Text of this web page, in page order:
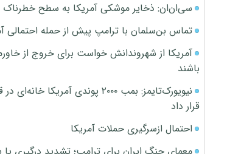
سی‌ان‌ان: ذخایر موشکی آمریکا به سطح خطرناک
تماس بن‌سلمان با ترامپ پیش از حمله احتمالی
آمریکا از شهروندانش خواست برای خروج از
باشند
نیویورک‌تایمز: بمب ۲۰۰۰ پوندی آمریکا
قرار داد
احتمال ازسرگیری حملات آمریکا